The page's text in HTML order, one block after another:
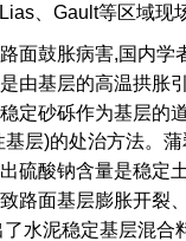
、Gault等区域现
面鼓胀病害,国内学
由基层的高温拱胀
定砂砾作为基层的
基层)的处治方法。
硫酸钠含量是稳定
路面基层膨胀开裂
了水泥稳定基层混合